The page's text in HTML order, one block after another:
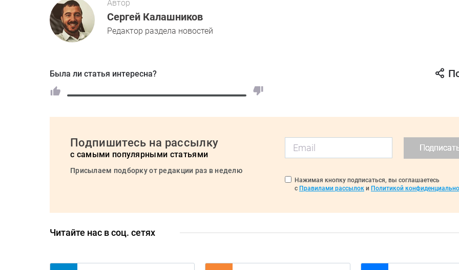
Автор
Сергей Калашников
Редактор раздела новостей
Была ли статья интересна?
Подпишитесь на рассылку
с самыми популярными статьями
Присылаем подборку от редакции раз в неделю
Нажимая кнопку подписаться, вы соглашаетесь
с Правилами рассылок и Политикой
Читайте нас в соц. сетях